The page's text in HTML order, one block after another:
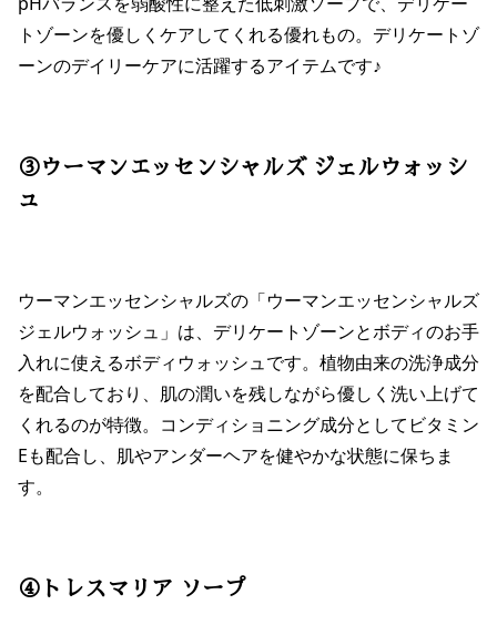
トゾーンを優しくケアしてくれる優れもの。デリケートゾ
ーンのデイリーケアに活躍するアイテムです♪
③ウーマンエッセンシャルズ ジェルウォッシ
ュ
ウーマンエッセンシャルズの「ウーマンエッセンシャルズ
ジェルウォッシュ」は、デリケートゾーンとボディのお手
入れに使えるボディウォッシュです。植物由来の洗浄成分
を配合しており、肌の潤いを残しながら優しく洗い上げて
くれるのが特徴。コンディショニング成分としてビタミン
Eも配合し、肌やアンダーヘアを健やかな状態に保ちま
す。
④トレスマリア ソープ